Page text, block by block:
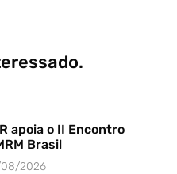
apoia o II Encontro
Brasil
2026